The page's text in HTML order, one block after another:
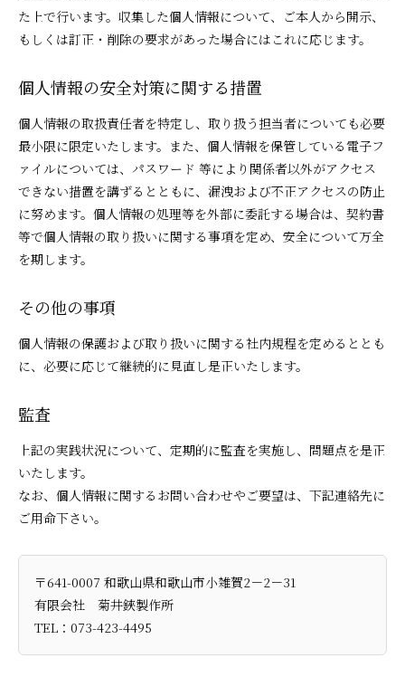
た上で行います。収集した個人情報について、ご本人から開示、
もしくは訂正・削除の要求があった場合にはこれに応じます。
個人情報の安全対策に関する措置
個人情報の取扱責任者を特定し、取り扱う担当者についても必要
最小限に限定いたします。また、個人情報を保管している電子フ
ァイルについては、パスワード 等により関係者以外がアクセス
できない措置を講ずるとともに、漏洩および不正アクセスの防止
に努めます。個人情報の処理等を外部に委託する場合は、契約書
等で個人情報の取り扱いに関する事項を定め、安全について万全
を期します。
その他の事項
個人情報の保護および取り扱いに関する社内規程を定めるととも
に、必要に応じて継続的に見直し是正いたします。
監査
上記の実践状況について、定期的に監査を実施し、問題点を是正
いたします。
なお、個人情報に関するお問い合わせやご要望は、下記連絡先に
ご用命下さい。
〒641-0007 和歌山県和歌山市小雑賀2－2－31
有限会社 菊井鋏製作所
TEL：073-423-4495